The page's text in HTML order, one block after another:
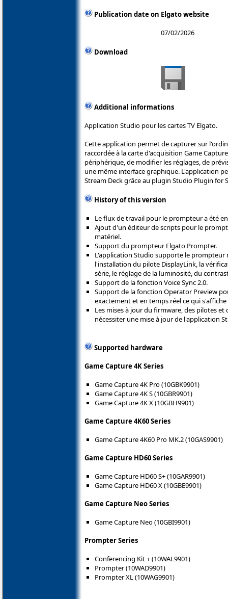
Publication date on Elgato website
07/02/2026
Download
Additional informations
Application Studio pour les cartes TV Elgato.
Cette application permet de capturer sur
raccordée à la carte d'acquisition Game
périphérique, de modifier les réglages, de
une même interface graphique. L'application
Stream Deck grâce au plugin Studio Plugin for
History of this version
Le flux de travail pour le prompteur a été
Ajout d'un éditeur de scripts pour le
matériel.
Support du prompteur Elgato Prompter.
L'application Studio supporte le
l'installation du pilote DisplayLink, la
série, le réglage de la luminosité, du
Support de la fonction Voice Sync 2.0.
Support de la fonction Operator Preview
exactement et en temps réel ce qui
Les mises à jour du firmware, des pilotes
nécessiter une mise à jour de l'application
Supported hardware
Game Capture 4K Series
Game Capture 4K Pro (10GBK9901)
Game Capture 4K S (10GBR9901)
Game Capture 4K X (10GBH9901)
Game Capture 4K60 Series
Game Capture 4K60 Pro MK.2 (10GAS9901)
Game Capture HD60 Series
Game Capture HD60 S+ (10GAR9901)
Game Capture HD60 X (10GBE9901)
Game Capture Neo Series
Game Capture Neo (10GBI9901)
Prompter Series
Conferencing Kit + (10WAL9901)
Prompter (10WAD9901)
Prompter XL (10WAG9901)